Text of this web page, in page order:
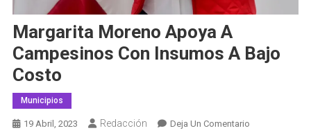
Margarita Moreno Apoya A
Campesinos Con Insumos A Bajo
Costo
Municipios
19 Abril, 2023 Redacción Deja Un ComentarioEn